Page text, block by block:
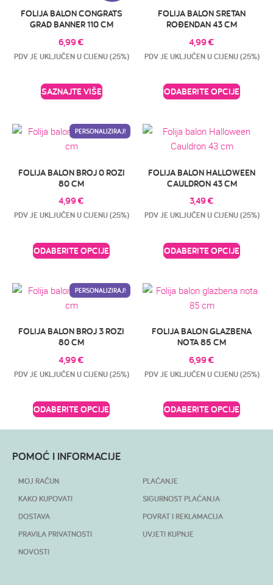
FOLIJA BALON CONGRATS
GRAD BANNER 110 CM
6,99€
PDV JE UKLJUČEN U CIJENU (25%)
SAZNAJTE VIŠE
FOLIJA BALON SRETAN
ROĐENDAN 43 CM
4,99€
PDV JE UKLJUČEN U CIJENU (25%)
ODABERITE OPCIJE
PERSONALIZIRAJ!
FOLIJA BALON BROJ 0 ROZI
80 CM
4,99€
PDV JE UKLJUČEN U CIJENU (25%)
ODABERITE OPCIJE
FOLIJA BALON HALLOWEEN
CAULDRON 43 CM
3,49€
PDV JE UKLJUČEN U CIJENU (25%)
ODABERITE OPCIJE
PERSONALIZIRAJ!
FOLIJA BALON BROJ 3 ROZI
80 CM
4,99€
PDV JE UKLJUČEN U CIJENU (25%)
ODABERITE OPCIJE
FOLIJA BALON GLAZBENA
NOTA 85 CM
6,99€
PDV JE UKLJUČEN U CIJENU (25%)
ODABERITE OPCIJE
POMOĆ I INFORMACIJE
MOJ RAČUN
KAKO KUPOVATI
DOSTAVA
PRAVILA PRIVATNOSTI
NOVOSTI
PLAĆANJE
SIGURNOST PLAĆANJA
POVRAT I REKLAMACIJA
UVJETI KUPNJE